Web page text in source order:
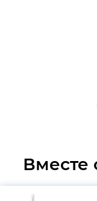
Вместе